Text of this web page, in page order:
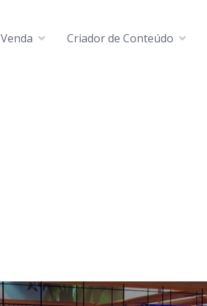
Venda Criador de Conteúdo